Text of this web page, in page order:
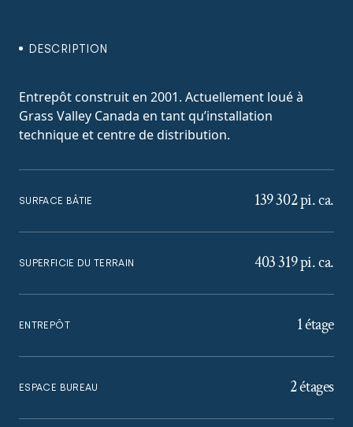
DESCRIPTION
Entrepôt construit en 2001. Actuellement loué à
Grass Valley Canada en tant qu’installation
technique et centre de distribution.
SURFACE BÂTIE 139 302 pi. ca.
SUPERFICIE DU TERRAIN 403 319 pi. ca.
ENTREPÔT 1 étage
ESPACE BUREAU 2 étages